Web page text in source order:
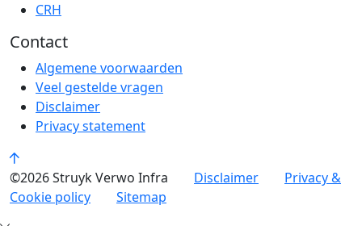
CRH
Contact
Algemene voorwaarden
Veel gestelde vragen
Disclaimer
Privacy statement
©2026 Struyk Verwo Infra Disclaimer
Privacy &
Cookie policy
Sitemap